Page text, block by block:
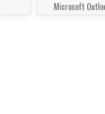
Microsoft